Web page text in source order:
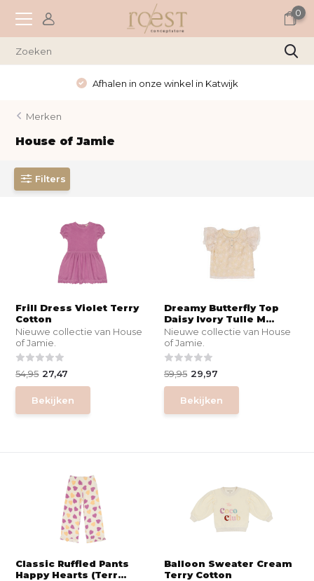
0
Afhalen in onze winkel in Katwijk
Merken
House of Jamie
Filters
Frill Dress Violet Terry
Cotton
Nieuwe collectie van House
of Jamie.
54,95 27,47
Bekijken
Dreamy Butterfly Top
Daisy Ivory Tulle M...
Nieuwe collectie van House
of Jamie.
59,95 29,97
Bekijken
Classic Ruffled Pants
Happy Hearts (Terr...
Balloon Sweater Cream
Terry Cotton